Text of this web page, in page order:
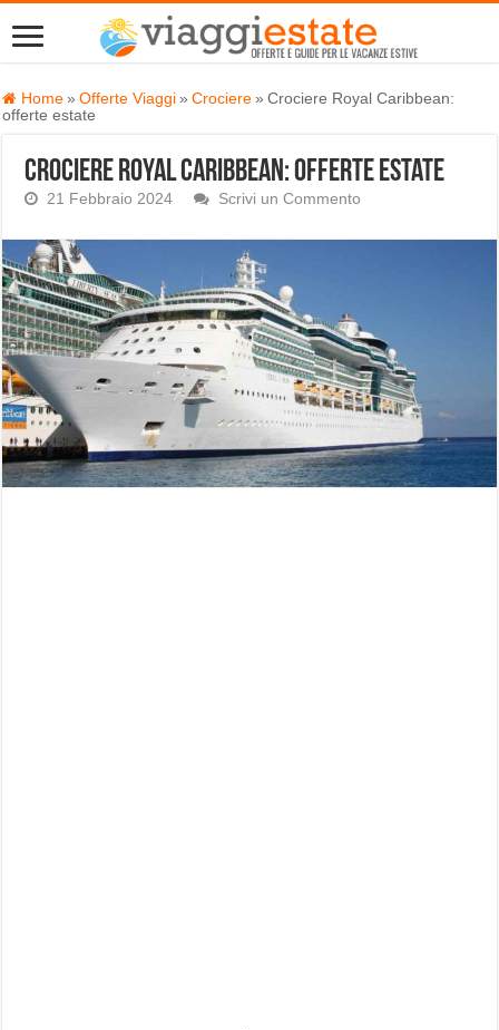
Home » Offerte Viaggi » Crociere » Crociere Royal Caribbean:
offerte estate
Crociere Royal Caribbean: offerte estate
21 Febbraio 2024 Scrivi un Commento